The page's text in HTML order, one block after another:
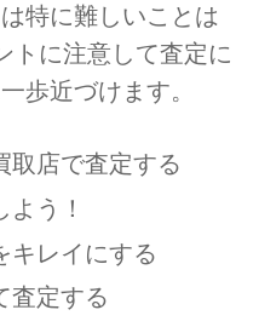
特に難しいことは
トに注意して査定に
歩近づけます。
店で査定する
う！
レイにする
査定する